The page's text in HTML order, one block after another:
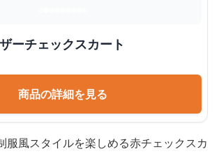
ーチェックスカート
商品の詳細を見る
服風スタイルを楽しめる赤チェックスカ